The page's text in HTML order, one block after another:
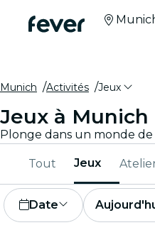
Munich Activités Jeux
Jeux à Munich
Tout Jeux
Date